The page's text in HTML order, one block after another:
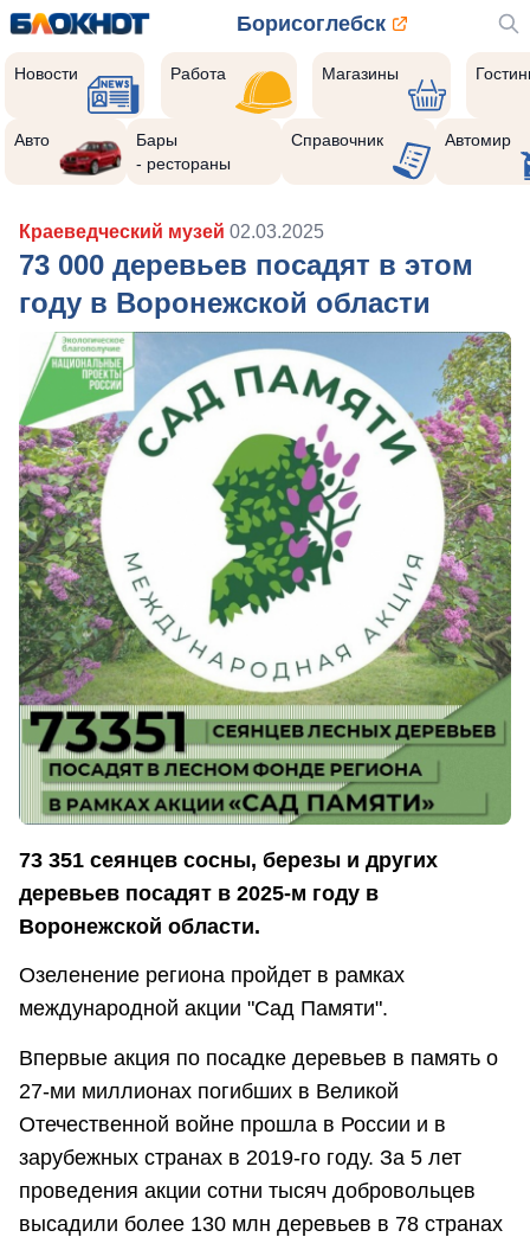
Борисоглебск
Новости Работа Магазины
Авто
Бары
- рестораны
Справочник Автомир
Краеведческий музей 02.03.2025
73 000 деревьев посадят в этом
году в Воронежской области
73 351 сеянцев сосны, березы и других
деревьев посадят в 2025-м году в
Воронежской области.
Озеленение региона пройдет в рамках
международной акции "Сад Памяти".
Впервые акция по посадке деревьев в память о
27-ми миллионах погибших в Великой
Отечественной войне прошла в России и в
зарубежных странах в 2019-го году. За 5 лет
проведения акции сотни тысяч добровольцев
высадили более 130 млн деревьев в 78 странах